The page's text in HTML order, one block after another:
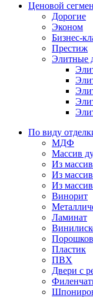
Ценовой
Дорогие
Эконом
Бизнес-
Престиж
Элитные
По виду
МДФ
Массив
Из
Из
Из
Винорит
Ламинат
Пластик
ПВХ
Двери с